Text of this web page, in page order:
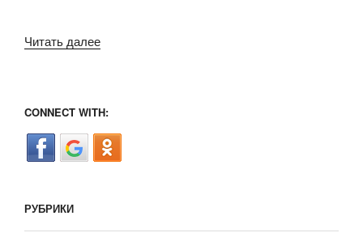
Читать далее
CONNECT WITH:
РУБРИКИ